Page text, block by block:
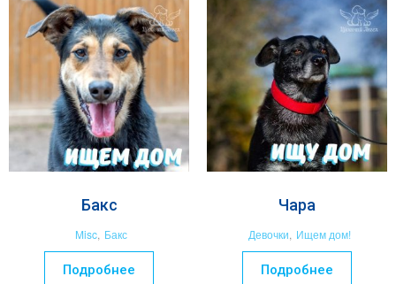
Бакс
Misc, Бакс
Подробнее
Чара
Девочки, Ищем дом!
Подробнее